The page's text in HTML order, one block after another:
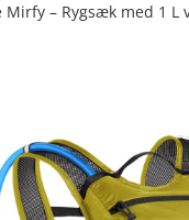
Mirfy – Rygsæk med 1 L